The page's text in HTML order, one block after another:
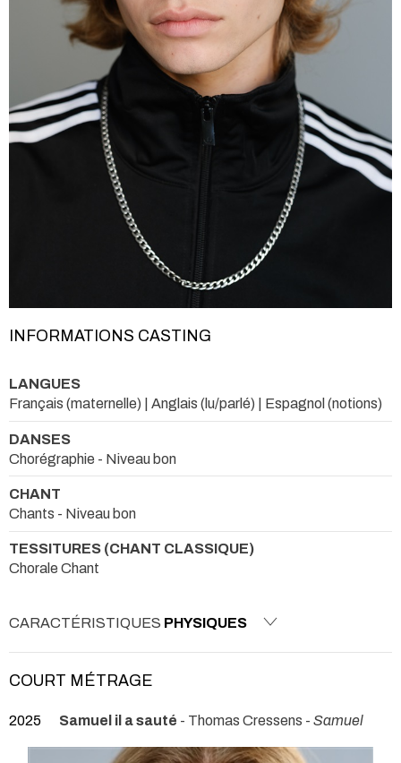
INFORMATIONS CASTING
LANGUES
Français (maternelle) | Anglais (lu/parlé) | Espagnol (notions)
DANSES
Chorégraphie - Niveau bon
CHANT
Chants - Niveau bon
TESSITURES (CHANT CLASSIQUE)
Chorale Chant
CARACTÉRISTIQUES PHYSIQUES
COURT MÉTRAGE
2025 Samuel il a sauté - Thomas Cressens - Samuel